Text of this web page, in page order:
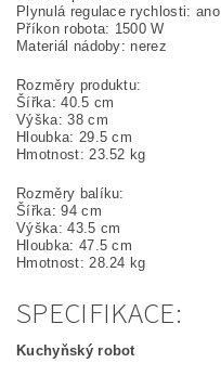
Plynulá regulace rychlosti: ano
Příkon robota: 1500 W
Materiál nádoby: nerez
Rozměry produktu:
Šířka: 40.5 cm
Výška: 38 cm
Hloubka: 29.5 cm
Hmotnost: 23.52 kg
Rozměry balíku:
Šířka: 94 cm
Výška: 43.5 cm
Hloubka: 47.5 cm
Hmotnost: 28.24 kg
SPECIFIKACE:
Kuchyňský robot